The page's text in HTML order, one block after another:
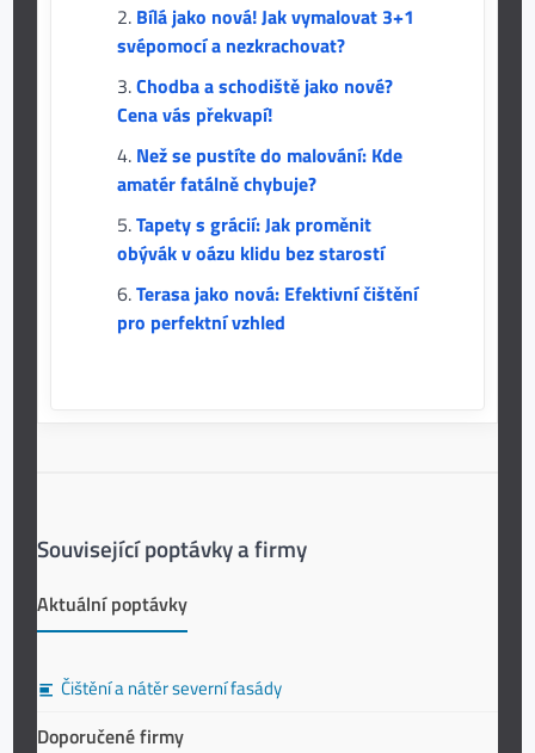
Bílá jako nová! Jak vymalovat 3+1
svépomocí a nezkrachovat?
Chodba a schodiště jako nové?
Cena vás překvapí!
Než se pustíte do malování: Kde
amatér fatálně chybuje?
Tapety s grácií: Jak proměnit
obývák v oázu klidu bez starostí
Terasa jako nová: Efektivní čištění
pro perfektní vzhled
Související poptávky a firmy
Aktuální poptávky
Čištění a nátěr severní fasády
Doporučené firmy